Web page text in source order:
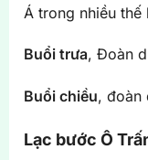
Á trong nhiều thế
Buổi trưa, Đoàn
Buổi chiều, đoàn
Lạc bước Ô